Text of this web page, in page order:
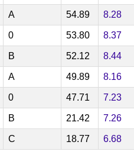
A 54.89 8.28
0 53.80 8.37
B 52.12 8.44
A 49.89 8.16
0 47.71 7.23
B 21.42 7.26
C 18.77 6.68